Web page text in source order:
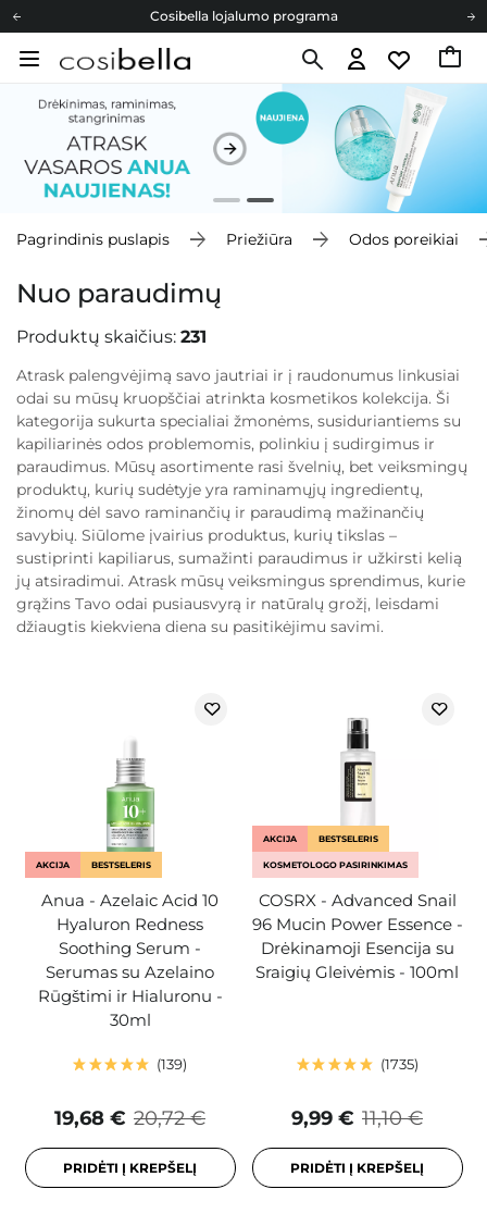
Cosibella lojalumo programa
Nemokamas pristatymas nuo 40,00 €
Cosibella lojalumo programa
Nemokamas pristatymas nuo 40,00 €
Dovanų Kortelės
Pagrindinis puslapis Priežiūra Odos poreikiai
Nuo paraudimų
Produktų skaičius: 231
Atrask palengvėjimą savo jautriai ir į raudonumus linkusiai
odai su mūsų kruopščiai atrinkta kosmetikos kolekcija. Ši
kategorija sukurta specialiai žmonėms, susiduriantiems su
kapiliarinės odos problemomis, polinkiu į sudirgimus ir
paraudimus. Mūsų asortimente rasi švelnių, bet veiksmingų
produktų, kurių sudėtyje yra raminamųjų ingredientų,
žinomų dėl savo raminančių ir paraudimą mažinančių
savybių. Siūlome įvairius produktus, kurių tikslas –
sustiprinti kapiliarus, sumažinti paraudimus ir užkirsti kelią
jų atsiradimui. Atrask mūsų veiksmingus sprendimus, kurie
grąžins Tavo odai pusiausvyrą ir natūralų grožį, leisdami
džiaugtis kiekviena diena su pasitikėjimu savimi.
AKCIJA BESTSELERIS
Anua - Azelaic Acid 10
Hyaluron Redness
Soothing Serum -
Serumas su Azelaino
Rūgštimi ir Hialuronu -
30ml
139
20,72 €
19,68 €
PRIDĖTI Į KREPŠELĮ
AKCIJA BESTSELERIS
KOSMETOLOGO PASIRINKIMAS
COSRX - Advanced Snail
96 Mucin Power Essence -
Drėkinamoji Esencija su
Sraigių Gleivėmis - 100ml
1735
11,10 €
9,99 €
PRIDĖTI Į KREPŠELĮ